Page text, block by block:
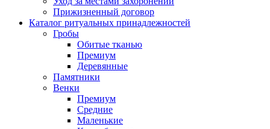
Прижизненный договор
Каталог ритуальных принадлежностей
Гробы
Обитые тканью
Премиум
Деревянные
Памятники
Венки
Премиум
Средние
Маленькие